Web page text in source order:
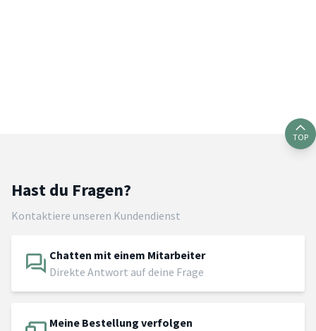
TOP
Hast du Fragen?
Kontaktiere unseren Kundendienst
Chatten mit einem Mitarbeiter
Direkte Antwort auf deine Frage
Meine Bestellung verfolgen